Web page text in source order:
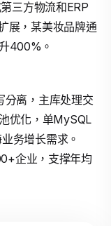
三方物流和ERP
展，某美妆品牌通
400%。
分离，主库处理交
优化，单MySQL
务增长需求。
企业，支撑年均